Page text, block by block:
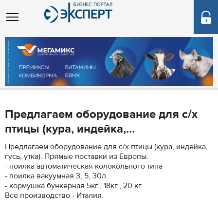
Предлагаем оборудование для с/х
птицы (кура, индейка,...
Предлагаем оборудование для с/х птицы (кура, индейка,
гусь, утка). Прямые поставки из Европы.
- поилка автоматическая колокольного типа
- поилка вакуумная 3, 5, 30л.
- кормушка бункерная 5кг., 18кг., 20 кг.
Все производство - Италия.